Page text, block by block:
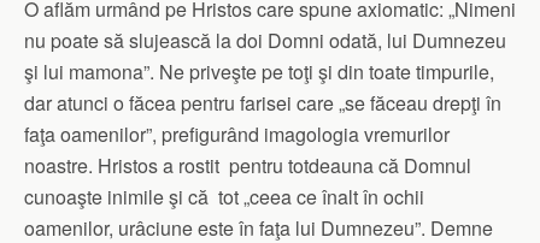
O aflăm urmând pe Hristos care spune axiomatic: „Nimeni
nu poate să slujească la doi Domni odată, lui Dumnezeu
şi lui mamona”. Ne priveşte pe toţi şi din toate timpurile,
dar atunci o făcea pentru farisei care „se făceau drepţi în
faţa oamenilor”, prefigurând imagologia vremurilor
noastre. Hristos a rostit pentru totdeauna că Domnul
cunoaşte inimile şi că tot „ceea ce înalt în ochii
oamenilor, urâciune este în faţa lui Dumnezeu”. Demne